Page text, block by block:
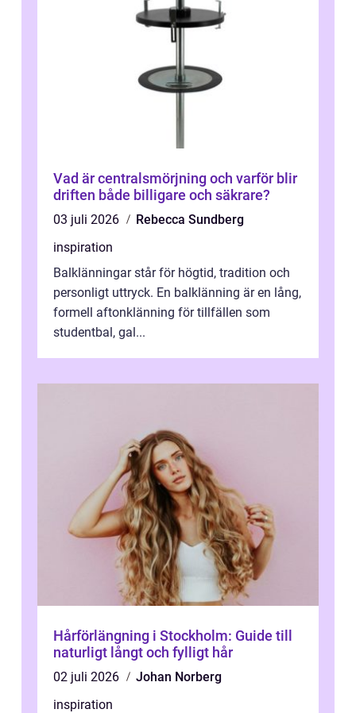
Vad är centralsmörjning och varför blir
driften både billigare och säkrare?
03 juli 2026
Rebecca Sundberg
inspiration
Balklänningar står för högtid, tradition och
personligt uttryck. En balklänning är en lång,
formell aftonklänning för tillfällen som
studentbal, gal...
Hårförlängning i Stockholm: Guide till
naturligt långt och fylligt hår
02 juli 2026
Johan Norberg
inspiration